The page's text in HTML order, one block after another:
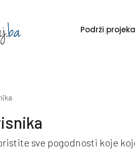
Podrži
sve pogodnosti koje